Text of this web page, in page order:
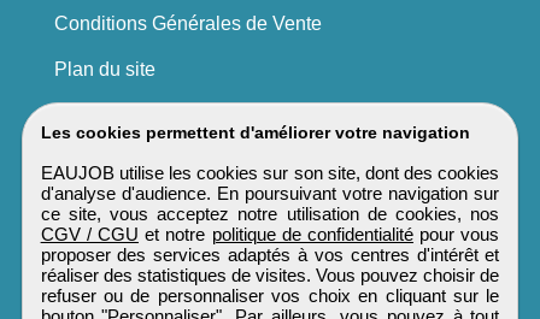
Les cookies permettent d'améliorer votre navigation
EAUJOB utilise les cookies sur son site, dont des cookies
d'analyse d'audience. En poursuivant votre navigation sur
ce site, vous acceptez notre utilisation de cookies, nos
CGV / CGU et notre politique de confidentialité pour vous
proposer des services adaptés à vos centres d'intérêt et
réaliser des statistiques de visites. Vous pouvez choisir de
refuser ou de personnaliser vos choix en cliquant sur le
Conditions Générales de Vente
Plan du site